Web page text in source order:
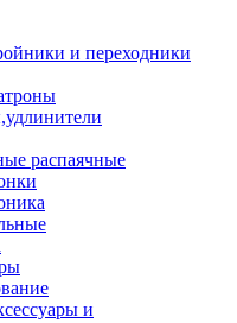
и переходники
распаячные
и